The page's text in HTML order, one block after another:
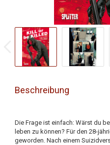
Beschreibung
Die Frage ist einfach: Wärst du
leben zu können? Für den 28-
geworden. Nach einem